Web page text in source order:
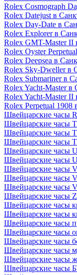
Rolex Cosmograph
Rolex Datejust в
Rolex Day-Date в
Rolex Explorer в
Rolex GMT-Master II
Rolex Oyster
Rolex Deepsea в
Rolex Sky-Dweller в
Rolex Submariner в
Rolex Yacht-Master в
Rolex Yacht-Master II
Rolex Perpetual 1908
Швейцарские часы
Швейцарские часы
Швейцарские часы
Швейцарские часы
Швейцарские часы
Швейцарские часы
Швейцарские часы
Швейцарские часы
Швейцарские часы
Швейцарские часы
Швейцарские часы
Швейцарские часы
Швейцарские часы
Швейцарские часы
Швейцарские часы
Швейцарские часы
Швейцарские часы
Швейцарские часы